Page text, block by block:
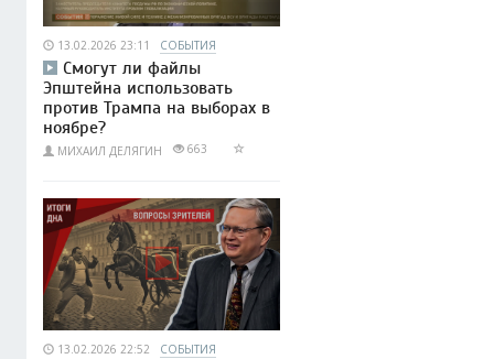
13.02.2026 23:11 СОБЫТИЯ
Смогут ли файлы
Эпштейна использовать
против Трампа на выборах в
ноябре?
МИХАИЛ ДЕЛЯГИН 663
13.02.2026 22:52 СОБЫТИЯ